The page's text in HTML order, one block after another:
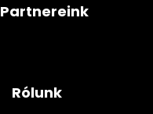
Partnereink
Rólunk